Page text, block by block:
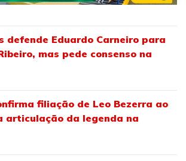
defende Eduardo Carneiro para
mas pede consenso na
filiação de Leo Bezerra ao
articulação da legenda na